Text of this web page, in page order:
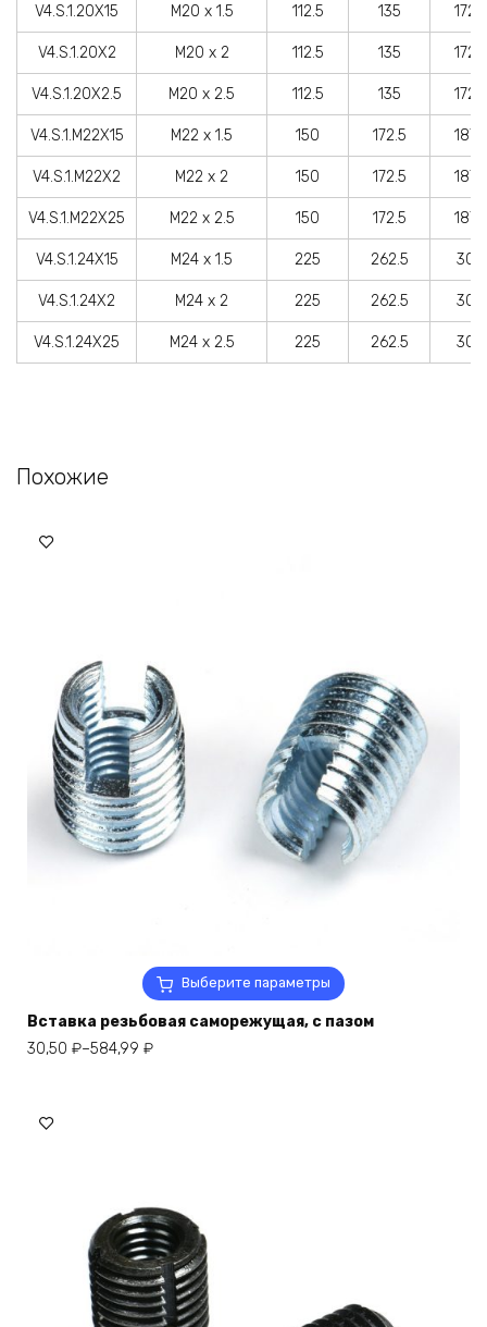
V4.S.1.20X15 M20 x 1.5 112.5 135 172.5
V4.S.1.20X2 M20 x 2 112.5 135 172.5
V4.S.1.20X2.5 M20 x 2.5 112.5 135 172.5
V4.S.1.M22X15 M22 x 1.5 150 172.5 187.5
V4.S.1.M22X2 M22 x 2 150 172.5 187.5
V4.S.1.M22X25 M22 x 2.5 150 172.5 187.5
V4.S.1.24X15 M24 x 1.5 225 262.5 300
V4.S.1.24X2 M24 x 2 225 262.5 300
V4.S.1.24X25 M24 x 2.5 225 262.5 300
Похожие
Выберите параметры
Этот
товар
имеет
Вставка резьбовая саморежущая, с пазом
30,50 ₽–584,99 ₽
Диапазон